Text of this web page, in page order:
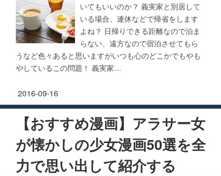
いてもいいのか？ 義実家と別居して
いる場合、連休などで帰省をします
よね？ 日帰りできる距離なので泊ま
らない、遠方なので宿泊させてもら
うなど色々あると思いますがいつも心のどこかでもやも
やしているこの問題！ 義実家…
2016-09-16
【おすすめ漫画】アラサー女
が懐かしの少女漫画50選を全
力で思い出して紹介する